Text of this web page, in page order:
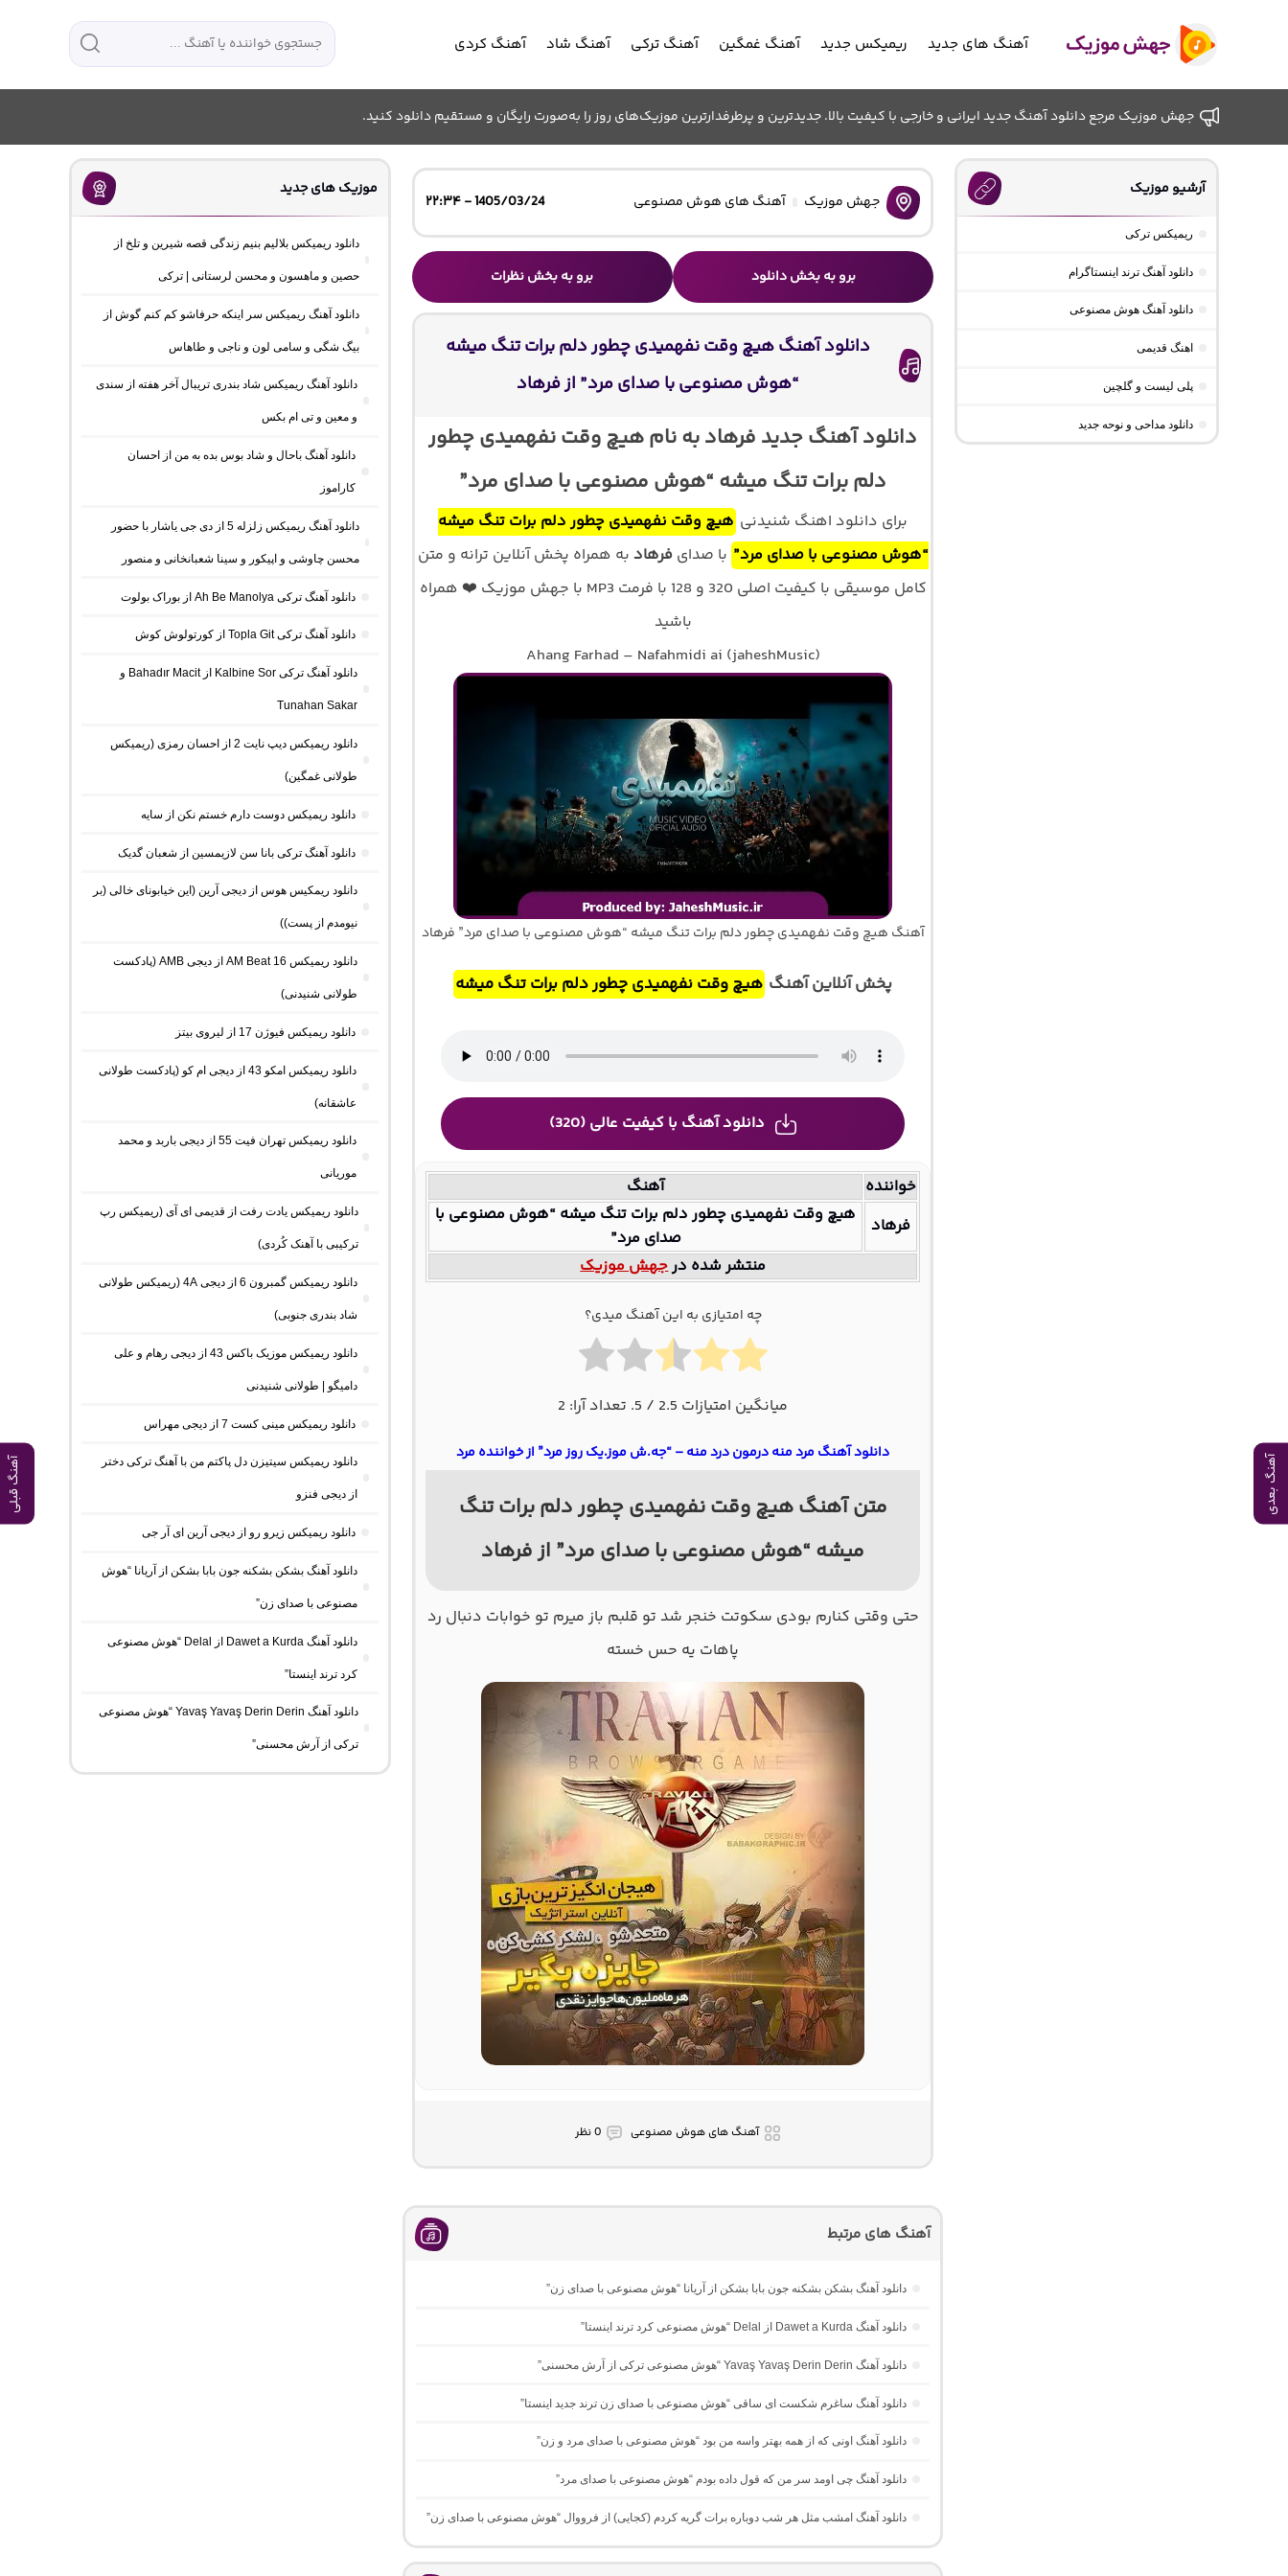
آهنگ بعدی آهنگ قبلی
آهنگ های جدید ریمیکس جدید آهنگ غمگین آهنگ ترکی آهنگ شاد آهنگ کردی
جهش موزیک مرجع دانلود آهنگ جدید ایرانی و خارجی با کیفیت بالا. جدیدترین و پرطرفدارترین موزیک‌های روز را به‌صورت رایگان و مستقیم دانلود کنید.
جهش موزیک آهنگ های هوش مصنوعی 1405/03/24 - ۲۲:۳۴
برو به بخش دانلود برو به بخش نظرات
دانلود آهنگ هیچ وقت نفهمیدی چطور دلم برات تنگ میشه
“هوش مصنوعی با صدای مرد” از فرهاد
دانلود آهنگ جدید فرهاد به نام هیچ وقت نفهمیدی چطور
دلم برات تنگ میشه “هوش مصنوعی با صدای مرد”
برای دانلود اهنگ شنیدنی هیچ وقت نفهمیدی چطور دلم برات تنگ میشه
“هوش مصنوعی با صدای مرد” با صدایفرهاد به همراه پخش آنلاین ترانه و متن
کامل موسیقی با کیفیت اصلی 320 و 128 با فرمت MP3 با جهش موزیک ❤️ همراه
باشید
Ahang Farhad – Nafahmidi ai (jaheshMusic)
آهنگ هیچ وقت نفهمیدی چطور دلم برات تنگ میشه “هوش مصنوعی با صدای مرد” فرهاد
پخش آنلاین آهنگ هیچ وقت نفهمیدی چطور دلم برات تنگ میشه
دانلود آهنگ با کیفیت عالی (320)
خواننده
آهنگ
فرهاد
هیچ وقت نفهمیدی چطور دلم برات تنگ میشه “هوش مصنوعی با
صدای مرد”
منتشر شده درجهش موزیک
چه امتیازی به این آهنگ میدی؟
میانگین امتیازات 2.5 / 5. تعداد آرا: 2
دانلود آهنگ مرد منه درمون درد منه – “جه.ش موز.یک روز مرد” از خواننده مرد
متن آهنگ هیچ وقت نفهمیدی چطور دلم برات تنگ
میشه “هوش مصنوعی با صدای مرد” از فرهاد
حتی وقتی کنارم بودی سکوتت خنجر شد تو قلبم باز میرم تو خوابات دنبال رد
پاهات یه حس خسته
آهنگ های هوش مصنوعی 0 نظر
آهنگ های مرتبط
دانلود آهنگ بشکن بشکنه جون بابا بشکن از آریانا “هوش مصنوعی با صدای زن”
دانلود آهنگ Dawet a Kurda از Delal “هوش مصنوعی کرد ترند اینستا”
دانلود آهنگ Yavaş Yavaş Derin Derin “هوش مصنوعی ترکی از آرش محسنی”
دانلود آهنگ ساغرم شکست ای ساقی “هوش مصنوعی با صدای زن ترند جدید اینستا”
دانلود آهنگ اونی که از همه بهتر واسه من بود “هوش مصنوعی با صدای مرد و زن”
دانلود آهنگ چی اومد سر من که قول داده بودم “هوش مصنوعی با صدای مرد”
دانلود آهنگ امشب مثل هر شب دوباره برات گریه کردم (کجایی) از فرووال “هوش مصنوعی با صدای زن”
آرشیو موزیک
ریمیکس ترکی
دانلود آهنگ ترند اینستاگرام
دانلود آهنگ هوش مصنوعی
اهنگ قدیمی
پلی لیست و گلچین
دانلود مداحی و نوحه جدید
موزیک های جدید
دانلود ریمیکس بلالیم بنیم زندگی قصه شیرین و تلخ از
حصین و ماهسون و محسن لرستانی | ترکی
دانلود آهنگ ریمیکس سر اینکه حرفاشو کم کنم گوش از
بیگ شگی و سامی لون و ناجی و طاهاس
دانلود آهنگ ریمیکس شاد بندری تریبال آخر هفته از سندی
و معین و تی ام بکس
دانلود آهنگ باحال و شاد بوس بده به من از احسان
کاراموز
دانلود آهنگ ریمیکس زلزله 5 از دی جی یاشار با حضور
محسن چاوشی و اپیکور و سینا شعبانخانی و منصور
دانلود آهنگ ترکی Ah Be Manolya از بوراک بولوت
دانلود آهنگ ترکی Topla Git از کورتولوش کوش
دانلود آهنگ ترکی Kalbine Sor از Bahadır Macit و
Tunahan Sakar
دانلود ریمیکس دیپ نایت 2 از احسان رمزی (ریمیکس
طولانی غمگین)
دانلود ریمیکس دوست دارم خستم نکن از سایه
دانلود آهنگ ترکی بانا سن لازیمسین از شعبان گدیک
دانلود ریمکیس هوس از دیجی آرین (این خیابونای خالی (بر
نیومدم از پست))
دانلود ریمیکس AM Beat 16 از دیجی AMB (پادکست
طولانی شنیدنی)
دانلود ریمیکس فیوژن 17 از لیروی بیتز
دانلود ریمیکس امکو 43 از دیجی ام کو (پادکست طولانی
عاشقانه)
دانلود ریمیکس تهران فیت 55 از دیجی باربد و محمد
موریانی
دانلود ریمیکس یادت رفت از قدیمی ای آی (ریمیکس رپ
ترکیبی با آهنک کُردی)
دانلود ریمیکس گمبرون 6 از دیجی 4A (ریمیکس طولانی
شاد بندری جنوبی)
دانلود ریمیکس موزیک باکس 43 از دیجی رهام و علی
دامیگو | طولانی شنیدنی
دانلود ریمیکس مینی کست 7 از دیجی مهراس
دانلود ریمیکس سیتیزن دل پاکتم من با آهنگ ترکی دختر
از دیجی فنزو
دانلود ریمیکس زیرو رو از دیجی آرین ای آر جی
دانلود آهنگ بشکن بشکنه جون بابا بشکن از آریانا “هوش
مصنوعی با صدای زن”
دانلود آهنگ Dawet a Kurda از Delal “هوش مصنوعی
کرد ترند اینستا”
دانلود آهنگ Yavaş Yavaş Derin Derin “هوش مصنوعی
ترکی از آرش محسنی”